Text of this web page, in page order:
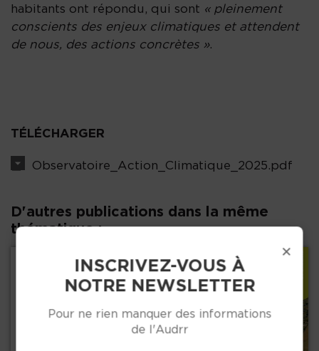
habitants ont répondu, qui sont « pleinement
conscients des enjeux climatiques et attendent
de nous, des actions concrètes ».
TÉLÉCHARGER
Observatoire_Action_Climatique_2025.pdf
D'autres publications dans la même
thématique :
×
INSCRIVEZ-VOUS À
NOTRE NEWSLETTER
Pour ne rien manquer des informations
de l'Audrr